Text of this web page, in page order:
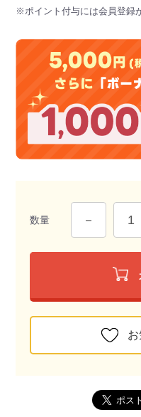
※ポイント付与には会員登録
数量